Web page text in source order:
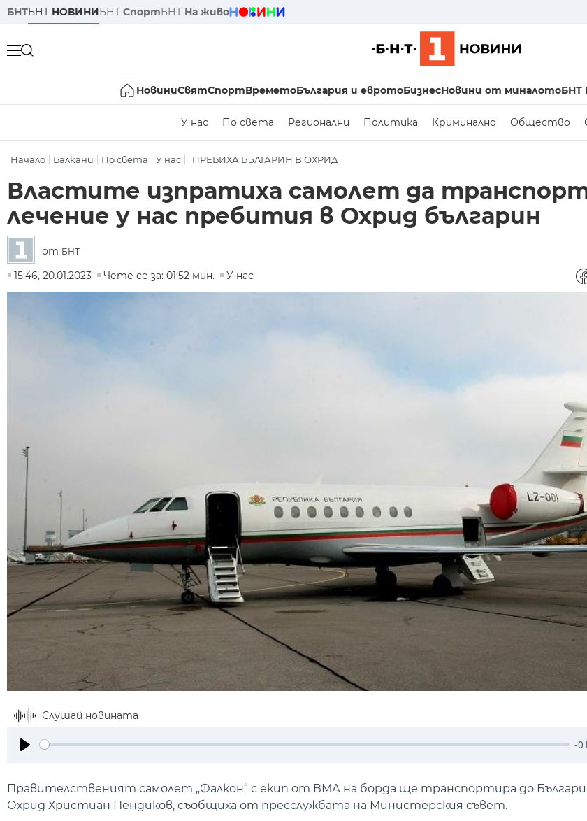
БНТБНТ НОВИНИБНТ СпортБНТ На живо
НовиниСвятСпортВреметоБългария и евротоБизнесНовини от миналотоБНТ
У нас По света Регионални Политика Криминално Общество
Начало Балкани По света У нас ПРЕБИХА БЪЛГАРИН В ОХРИД
Властите изпратиха самолет да
лечение у нас пребития в Охрид българин
от БНТ
15:46, 20.01.2023
Чете се за: 01:52 мин. У нас
Слушай новината
-
Правителственият самолет „Фалкон“ с екип от ВМА на борда ще транспортира до
Охрид Христиан Пендиков, съобщиха от пресслужбата на Министерския съвет.